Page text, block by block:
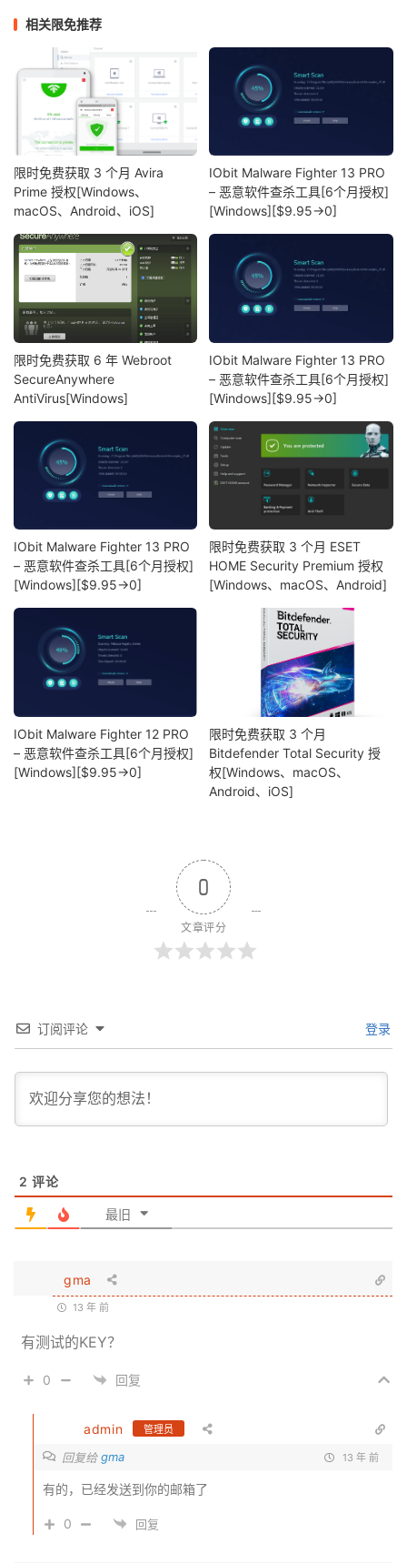
相关限免推荐
限时免费获取 3 个月 Avira
Prime 授权[Windows、
macOS、Android、iOS]
IObit Malware Fighter 13 PRO
– 恶意软件查杀工具[6个月授权]
[Windows][$9.95→0]
限时免费获取 6 年 Webroot
SecureAnywhere
AntiVirus[Windows]
IObit Malware Fighter 13 PRO
– 恶意软件查杀工具[6个月授权]
[Windows][$9.95→0]
IObit Malware Fighter 13 PRO
– 恶意软件查杀工具[6个月授权]
[Windows][$9.95→0]
限时免费获取 3 个月 ESET
HOME Security Premium 授权
[Windows、macOS、Android]
IObit Malware Fighter 12 PRO
– 恶意软件查杀工具[6个月授权]
[Windows][$9.95→0]
限时免费获取 3 个月
Bitdefender Total Security 授
权[Windows、macOS、
Android、iOS]
0
文章评分
订阅评论 登录
2 评论
最旧
gma
13 年 前
有测试的KEY？
0 回复
admin 管理员
回复给gma 13 年 前
有的，已经发送到你的邮箱了
0 回复